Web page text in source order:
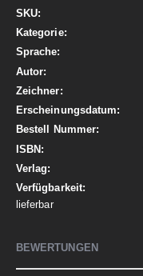
Mehr
Informationen
lieferbar
BEWERTUNGEN